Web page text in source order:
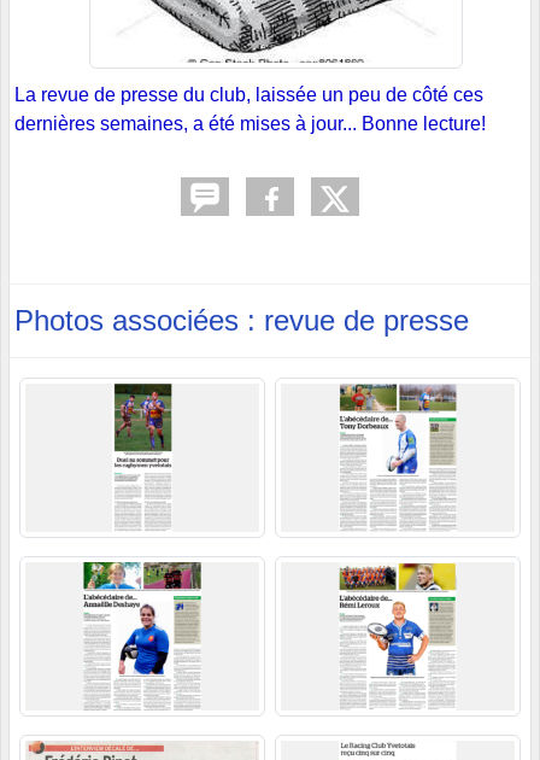
La revue de presse du club, laissée un peu de côté ces
dernières semaines, a été mises à jour... Bonne lecture!
Photos associées : revue de presse